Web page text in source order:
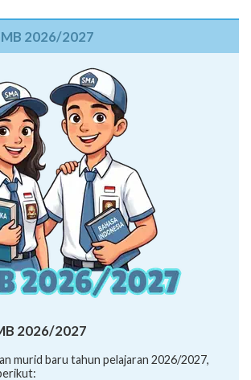
2026/2027
2026/2027
murid baru tahun pelajaran 2026/2027,